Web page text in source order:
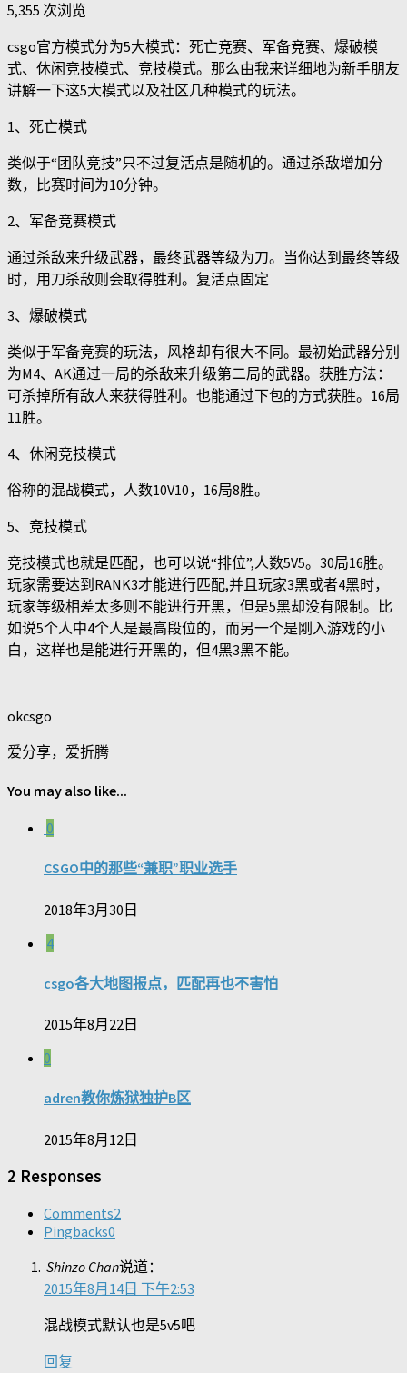
5,355 次浏览
csgo官方模式分为5大模式：死亡竞赛、军备竞赛、爆破模
式、休闲竞技模式、竞技模式。那么由我来详细地为新手朋友
讲解一下这5大模式以及社区几种模式的玩法。
1、死亡模式
类似于“团队竞技”只不过复活点是随机的。通过杀敌增加分
数，比赛时间为10分钟。
2、军备竞赛模式
通过杀敌来升级武器，最终武器等级为刀。当你达到最终等级
时，用刀杀敌则会取得胜利。复活点固定
3、爆破模式
类似于军备竞赛的玩法，风格却有很大不同。最初始武器分别
为M4、AK通过一局的杀敌来升级第二局的武器。获胜方法：
可杀掉所有敌人来获得胜利。也能通过下包的方式获胜。16局
11胜。
4、休闲竞技模式
俗称的混战模式，人数10V10，16局8胜。
5、竞技模式
竞技模式也就是匹配，也可以说“排位”,人数5V5。30局16胜。
玩家需要达到RANK3才能进行匹配,并且玩家3黑或者4黑时，
玩家等级相差太多则不能进行开黑，但是5黑却没有限制。比
如说5个人中4个人是最高段位的，而另一个是刚入游戏的小
白，这样也是能进行开黑的，但4黑3黑不能。
okcsgo
爱分享，爱折腾
You may also like...
0
CSGO中的那些“兼职”职业选手
2018年3月30日
4
csgo各大地图报点，匹配再也不害怕
2015年8月22日
0
adren教你炼狱独护B区
2015年8月12日
2 Responses
Comments2
Pingbacks0
Shinzo Chan说道：
2015年8月14日 下午2:53
混战模式默认也是5v5吧
回复